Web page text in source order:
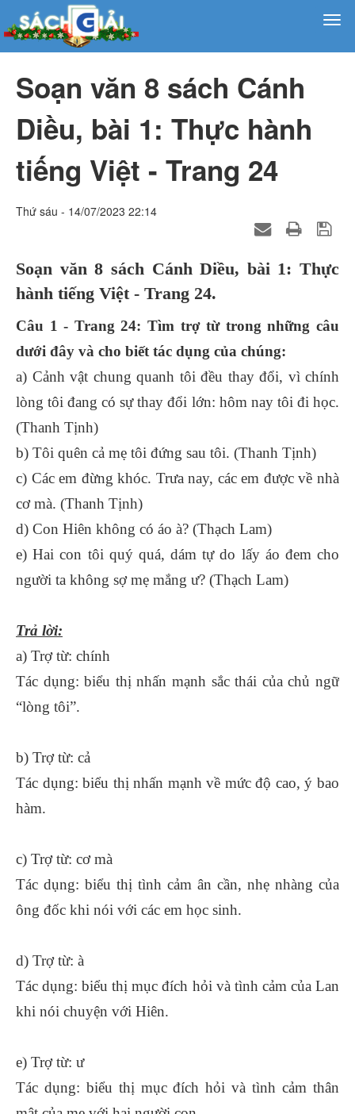
Soạn văn 8 sách Cánh
Diều, bài 1: Thực hành
tiếng Việt - Trang 24
Thứ sáu - 14/07/2023 22:14
Soạn văn 8 sách Cánh Diều, bài 1: Thực
hành tiếng Việt - Trang 24.
Câu 1 - Trang 24: Tìm trợ từ trong những câu
dưới đây và cho biết tác dụng của chúng:
a) Cảnh vật chung quanh tôi đều thay đổi, vì chính
lòng tôi đang có sự thay đổi lớn: hôm nay tôi đi học.
(Thanh Tịnh)
b) Tôi quên cả mẹ tôi đứng sau tôi. (Thanh Tịnh)
c) Các em đừng khóc. Trưa nay, các em được về nhà
cơ mà. (Thanh Tịnh)
d) Con Hiên không có áo à? (Thạch Lam)
e) Hai con tôi quý quá, dám tự do lấy áo đem cho
người ta không sợ mẹ mắng ư? (Thạch Lam)
Trả lời:
a) Trợ từ: chính
Tác dụng: biểu thị nhấn mạnh sắc thái của chủ ngữ
“lòng tôi”.
b) Trợ từ: cả
Tác dụng: biểu thị nhấn mạnh về mức độ cao, ý bao
hàm.
c) Trợ từ: cơ mà
Tác dụng: biểu thị tình cảm ân cần, nhẹ nhàng của
ông đốc khi nói với các em học sinh.
d) Trợ từ: à
Tác dụng: biểu thị mục đích hỏi và tình cảm của Lan
khi nói chuyện với Hiên.
e) Trợ từ: ư
Tác dụng: biểu thị mục đích hỏi và tình cảm thân